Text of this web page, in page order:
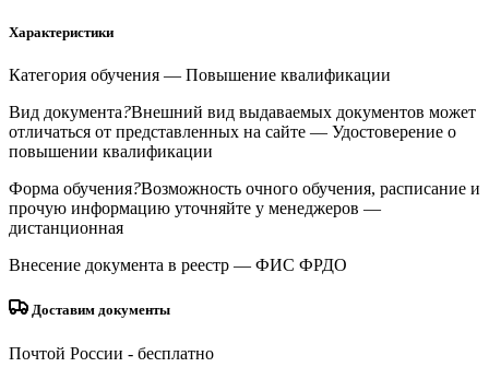
Характеристики
Категория обучения — Повышение квалификации
Вид документа?Внешний вид выдаваемых документов может
отличаться от представленных на сайте — Удостоверение о
повышении квалификации
Форма обучения?Возможность очного обучения, расписание и
прочую информацию уточняйте у менеджеров —
дистанционная
Внесение документа в реестр — ФИС ФРДО
Доставим документы
Почтой России - бесплатно